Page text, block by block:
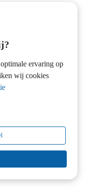
ervaring op
wij cookies